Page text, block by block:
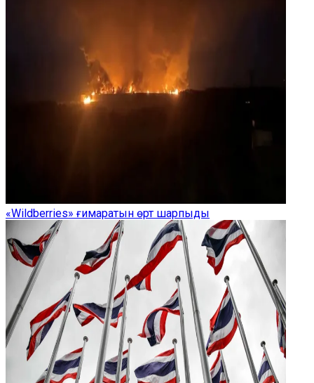
«Wildberries» ғимаратын өрт шарпыды